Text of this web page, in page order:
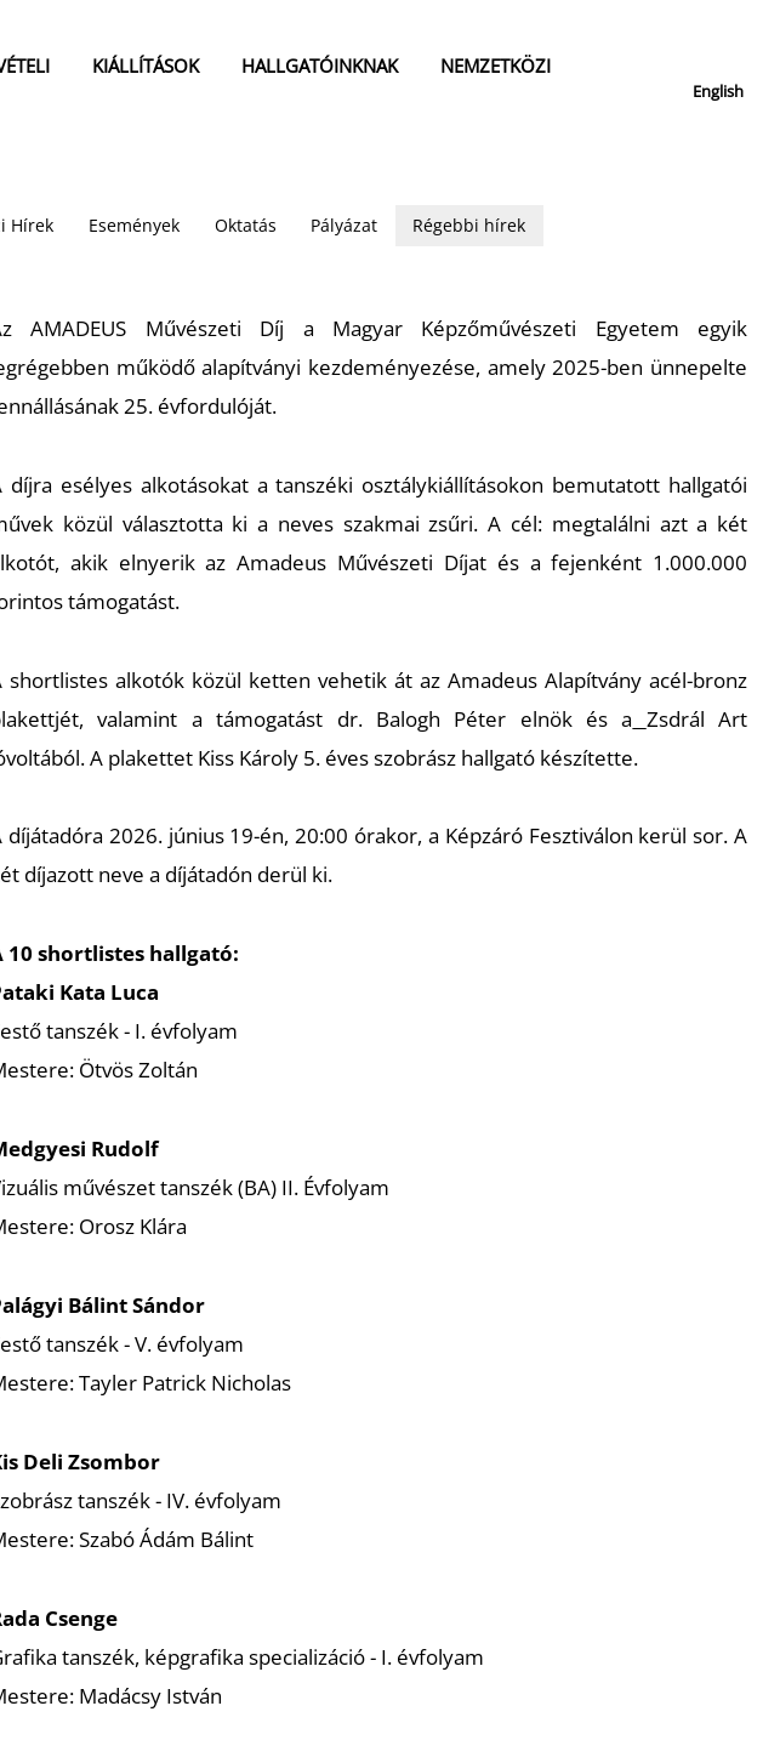
KIÁLLÍTÁSOK HALLGATÓINKNAK
NEMZETKÖZI
English
Hírek Események Oktatás Pályázat Régebbi hírek
AMADEUS Művészeti Díj a Magyar Képzőművészeti Egyetem egyik
működő alapítványi kezdeményezése, amely 2025-ben ünnepelte
25. évfordulóját.
díjra esélyes alkotásokat a tanszéki osztálykiállításokon bemutatott hallgatói
közül választotta ki a neves szakmai zsűri. A cél: megtalálni azt a két
akik elnyerik az Amadeus Művészeti Díjat és a fejenként 1.000.000
támogatást.
shortlistes alkotók közül ketten vehetik át az Amadeus Alapítvány acél-bronz
valamint a támogatást dr. Balogh Péter elnök és a Zsdrál Art
A plakettet Kiss Károly 5. éves szobrász hallgató készítette.
díjátadóra 2026. június 19-én, 20:00 órakor, a Képzáró Fesztiválon kerül sor. A
díjazott neve a díjátadón derül ki.
10 shortlistes hallgató:
Kata Luca
tanszék - I. évfolyam
Ötvös Zoltán
Rudolf
művészet tanszék (BA) II. Évfolyam
Orosz Klára
Bálint Sándor
tanszék - V. évfolyam
Tayler Patrick Nicholas
Deli Zsombor
tanszék - IV. évfolyam
Szabó Ádám Bálint
Csenge
tanszék, képgrafika specializáció - I. évfolyam
Madácsy István